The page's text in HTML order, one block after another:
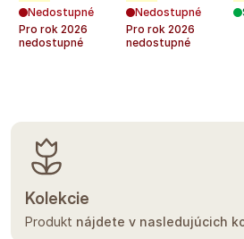
Nedostupné
Pro rok 2026
nedostupné
Nedostupné
Pro rok 2026
nedostupné
Kolekcie
Produkt nájdete v nasledujúcich